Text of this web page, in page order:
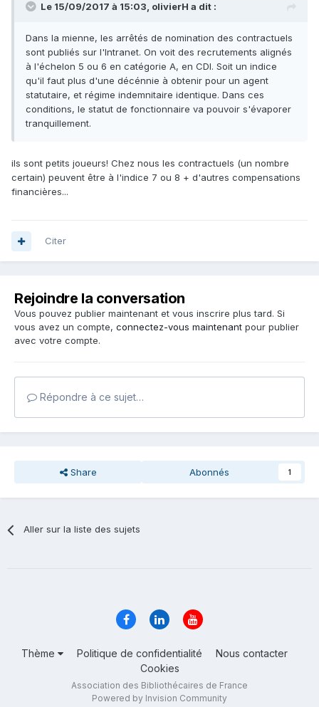
Le 15/09/2017 à 15:03, olivierH a dit :
Dans la mienne, les arrêtés de nomination des contractuels
sont publiés sur l'Intranet. On voit des recrutements alignés
à l'échelon 5 ou 6 en catégorie A, en CDI. Soit un indice
qu'il faut plus d'une décénnie à obtenir pour un agent
statutaire, et régime indemnitaire identique. Dans ces
conditions, le statut de fonctionnaire va pouvoir s'évaporer
tranquillement.
ils sont petits joueurs! Chez nous les contractuels (un nombre
certain) peuvent être à l'indice 7 ou 8 + d'autres compensations
financières...
Citer
Rejoindre la conversation
Vous pouvez publier maintenant et vous inscrire plus tard. Si
vous avez un compte, connectez-vous maintenant pour publier
avec votre compte.
Répondre à ce sujet…
Share Abonnés 1
Aller sur la liste des sujets
Thème Politique de confidentialité
Nous contacter
Cookies
Association des Bibliothécaires de France
Powered by Invision Community